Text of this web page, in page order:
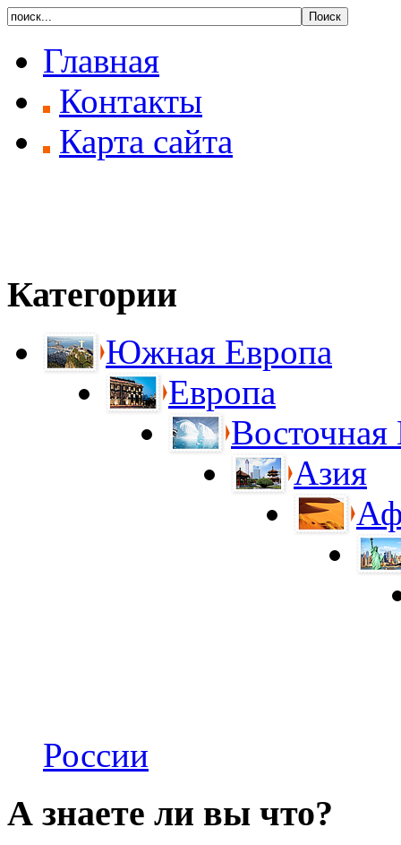
Главная
Контакты
Карта сайта
Категории
Южная Европа
Европа
Восточная
Азия
России
А знаете ли вы что?